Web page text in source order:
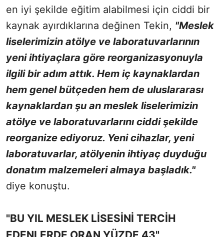
en iyi şekilde eğitim alabilmesi için ciddi bir
kaynak ayırdıklarına değinen Tekin, "Meslek
liselerimizin atölye ve laboratuvarlarının
yeni ihtiyaçlara göre reorganizasyonuyla
ilgili bir adım attık. Hem iç kaynaklardan
hem genel bütçeden hem de uluslararası
kaynaklardan şu an meslek liselerimizin
atölye ve laboratuvarlarını ciddi şekilde
reorganize ediyoruz. Yeni cihazlar, yeni
laboratuvarlar, atölyenin ihtiyaç duyduğu
donatım malzemeleri almaya başladık."
diye konuştu.
"BU YIL MESLEK LİSESİNİ TERCİH